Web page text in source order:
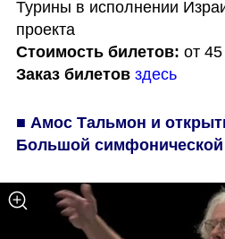
Турины в исполнении
проекта
Стоимость билетов:
Заказ билетов здесь
■ Амос Тальмон и
Большой симфонической